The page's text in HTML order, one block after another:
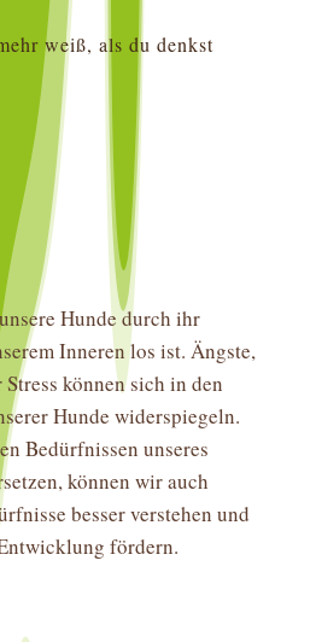
weiß, als du denkst
Hunde durch ihr
Inneren los ist. Ängste,
können sich in den
Hunde widerspiegeln.
Bedürfnissen unseres
können wir auch
besser verstehen und
fördern.